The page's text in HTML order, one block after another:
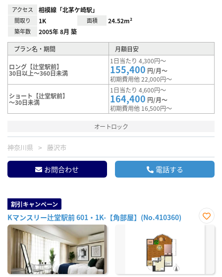
アクセス 相模線「北茅ケ崎駅」
間取り 1K 面積 24.52m²
築年数 2005年 8月 築
プラン名・期間 月額目安
ロング【辻堂駅前】
30日以上～360日未満
1日当たり 4,300円～
155,400 円/月～
初期費用他 22,000円～
ショート【辻堂駅前】
～30日未満
1日当たり 4,600円～
164,400 円/月～
初期費用他 16,500円～
オートロック
神奈川県 藤沢市
お問合わせ 電話する
割引キャンペーン
Kマンスリー辻堂駅前 601・1K-【角部屋】(No.410360)
お気